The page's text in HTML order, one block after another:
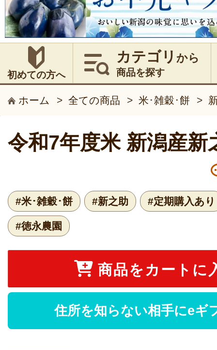
初めての方へ
カテゴリ から
商品を探す
ホーム > 全ての商品 > 米･雑穀･餅 >
令和7年度米 新潟産新
#米･雑穀･餅 #新之助 #定期購入あり
#徳永農園
商品をカートに
住所を知らない相手にeギ